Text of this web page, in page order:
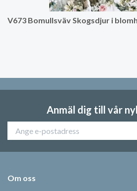
V673 Bomullsväv Skogsdjur i
Anmäl dig till vår
Om oss